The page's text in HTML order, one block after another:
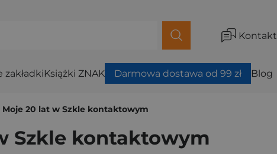
Kontakt
zakładkiKsiążki ZNAK Darmowa dostawa od 99 zł Blog
Moje 20 lat w Szkle kontaktowym
Szkle kontaktowym